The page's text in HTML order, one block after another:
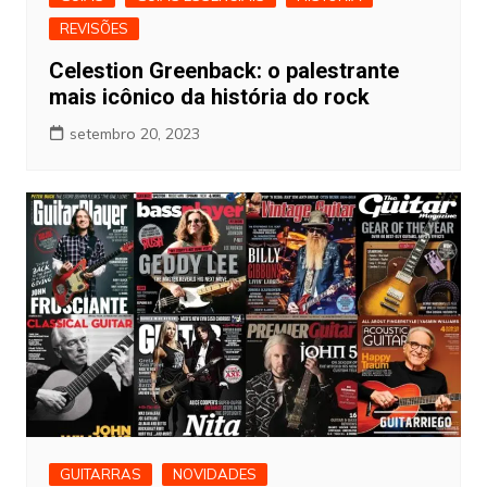
REVISÕES
Celestion Greenback: o palestrante
mais icônico da história do rock
setembro 20, 2023
GUITARRAS NOVIDADES